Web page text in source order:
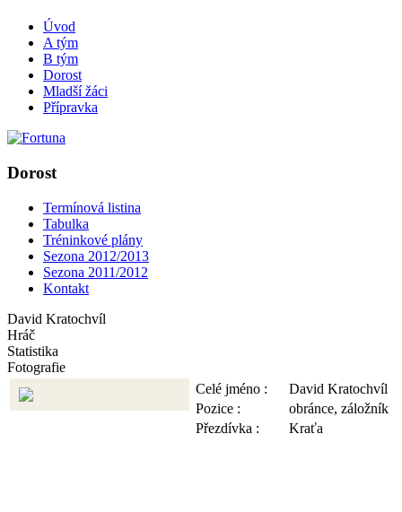
Úvod
A tým
B tým
Dorost
Mladší žáci
Přípravka
Dorost
Termínová listina
Tabulka
Tréninkové plány
Sezona 2012/2013
Sezona 2011/2012
Kontakt
David Kratochvíl
Hráč
Statistika
Fotografie
Celé jméno :
David Kratochvíl
Pozice :
obránce, záložník
Přezdívka :
Kraťa